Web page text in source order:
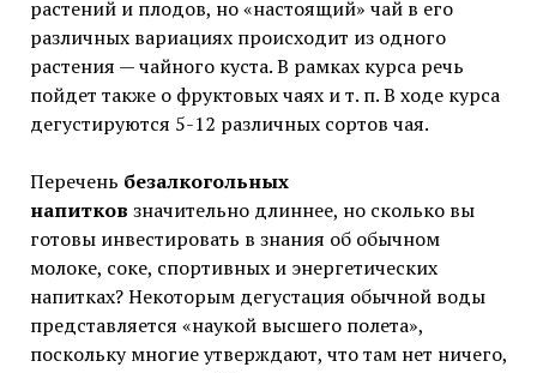
растений и плодов, но «настоящий» чай в его
различных вариациях происходит из одного
растения — чайного куста. В рамках курса речь
пойдет также о фруктовых чаях и т. п. В ходе курса
дегустируются 5-12 различных сортов чая.
Перечень безалкогольных
напитков значительно длиннее, но сколько вы
готовы инвестировать в знания об обычном
молоке, соке, спортивных и энергетических
напитках? Некоторым дегустация обычной воды
представляется «наукой высшего полета»,
поскольку многие утверждают, что там нет ничего,